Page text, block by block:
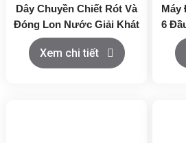
Dây Chuyền Chiết Rót Và
Đóng Lon Nước Giải Khát
Xem chi tiết
Máy
6